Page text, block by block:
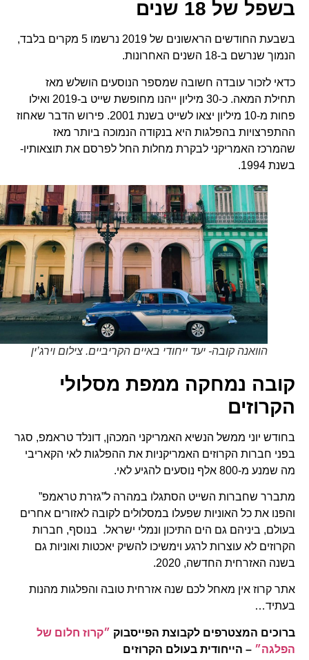
בשפל של 18 שנים
בשבעת החודשים הראשונים של 2019 נרשמו 5 מקרים בלבד,
הנמוך שנרשם ב-18 השנים האחרונות.
כדאי לזכור עובדה חשובה שמספר הנוסעים הושלש מאז
תחילת המאה. כ-30 מיליון ייהנו מחופשת שייט ב-2019 ואילו
פחות מ-10 מיליון יצאו לשייט בשנת 2001. פירוש הדבר שאחוז
ההתפרצויות בהפלגות היא בנקודה הנמוכה ביותר מאז
שהמרכז האמריקני לבקרת מחלות החל לפרסם את תוצאותיו-
בשנת 1994.
הוואנה קובה- יעד ייחודי באיים הקריביים. צילום וירג’ין
קובה נמחקה ממפת מסלולי
הקרוזים
בחודש יוני ממשל הנשיא האמריקני המכהן, דונלד טראמפ, סגר
בפני חברות הקרוזים האמריקניות את ההפלגות לאי הקאריבי
מה שמנע מ-800 אלף נוסעים להגיע לאי.
מתברר שחברות השייט הסתגלו במהרה ל”גזרת טראמפ”
והפנו את כל האוניות שפעלו במסלולים לקובה לאזורים אחרים
בעולם, ביניהם גם הים התיכון ונמלי ישראל. בנוסף, חברות
הקרוזים לא עוצרות לרגע וימשיכו להשיק יאכטות ואוניות גם
בשנה האזרחית החדשה, 2020.
אתר קרוז אין מאחל לכם שנה אזרחית טובה והפלגות מהנות
בעתיד…
ברוכים המצטרפים לקבוצת הפייסבוק״קרוז חלום של
הפלגה״– הייחודית בעולם הקרוזים